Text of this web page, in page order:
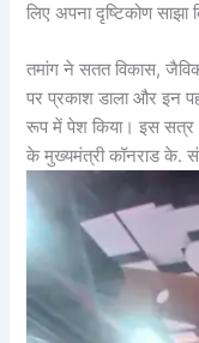
लिए अपना दृष्टिकोण साझा
तमांग ने सतत विकास,
पर प्रकाश डाला और इन
रूप में पेश किया। इस सत्र
के मुख्यमंत्री कॉनराड के.